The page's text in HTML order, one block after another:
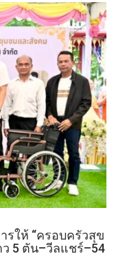
รให้ “ครอบครัวสุข
ว 5 ตัน–วีลแชร์–54